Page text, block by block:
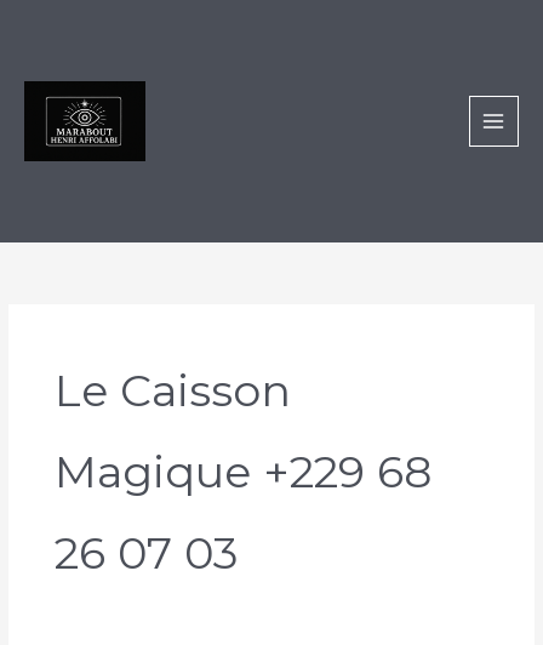
Le Caisson
Magique +229 68
26 07 03